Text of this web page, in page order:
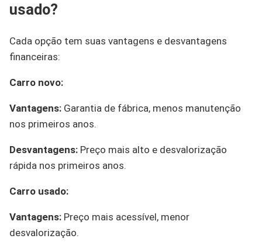
usado?
Cada opção tem suas vantagens e desvantagens
financeiras:
Carro novo:
Vantagens: Garantia de fábrica, menos manutenção
nos primeiros anos.
Desvantagens: Preço mais alto e desvalorização
rápida nos primeiros anos.
Carro usado:
Vantagens: Preço mais acessível, menor
desvalorização.